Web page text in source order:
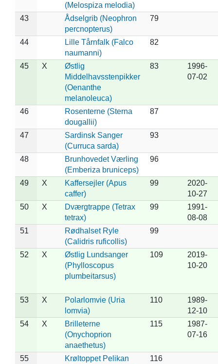
(Melospiza melodia)
43
Ådselgrib (Neophron
percnopterus)
79
44
Lille Tårnfalk (Falco
naumanni)
82
45 X
Østlig
Middelhavsstenpikker
(Oenanthe
melanoleuca)
83
1996-
07-02
46
Rosenterne (Sterna
dougallii)
87
47
Sardinsk Sanger
(Curruca sarda)
93
48
Brunhovedet Værling
(Emberiza bruniceps)
96
49 X
Kaffersejler (Apus
caffer)
99
2020-
10-27
50
X
Dværgtrappe (Tetrax
tetrax)
99
1991-
08-08
51
Rødhalset Ryle
(Calidris ruficollis)
99
52 X
Østlig Lundsanger
(Phylloscopus
plumbeitarsus)
109
2019-
10-20
53 X
Polarlomvie (Uria
lomvia)
110
1989-
12-10
54
X
Brilleterne
(Onychoprion
anaethetus)
115
1987-
07-16
55
Krøltoppet Pelikan
116